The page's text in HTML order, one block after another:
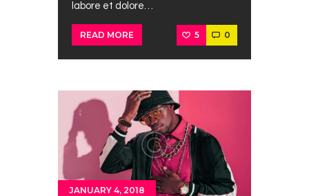
labore et dolore…
READ MORE 5 0
JANUARY 4, 2018